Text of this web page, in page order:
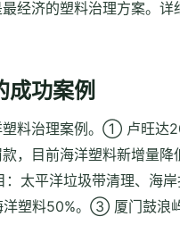
经济的塑料治理方案。
成功案例
塑料治理案例。① 卢旺达
款，目前海洋塑料新增量
太平洋垃圾带清理、海
洋塑料50%。③ 厦门鼓浪